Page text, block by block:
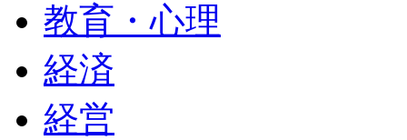
教育・心理
経済
経営